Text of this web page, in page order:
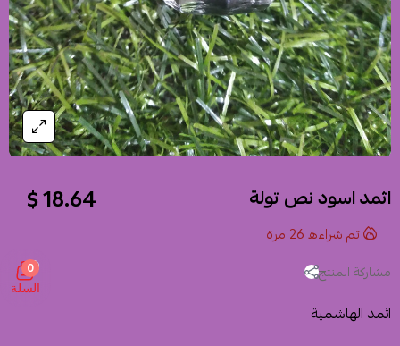
0
السلة
اثمد اسود نص تولة 18.64 $
تم شراءه26 مرة
مشاركة المنتج
اثمد الهاشمية